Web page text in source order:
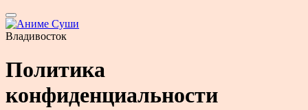
Владивосток
Политика
конфиденциальности